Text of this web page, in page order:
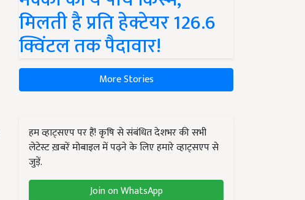
मिलती है प्रति हेक्टेयर 126.6
क्विंटल तक पैदावार!
More Stories
हम व्हाट्सएप पर हैं! कृषि से संबंधित देशभर की सभी
लेटेस्ट ख़बरें मोबाइल में पढ़ने के लिए हमारे व्हाट्सएप से
जुड़ें.
Join on WhatsApp